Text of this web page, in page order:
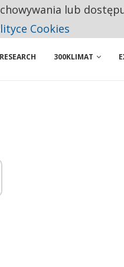
300KLIMAT
lub
Cookies